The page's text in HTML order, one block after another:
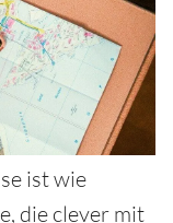
ist wie
die clever mit